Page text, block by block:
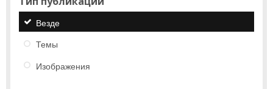
Везде
Темы
Изображения